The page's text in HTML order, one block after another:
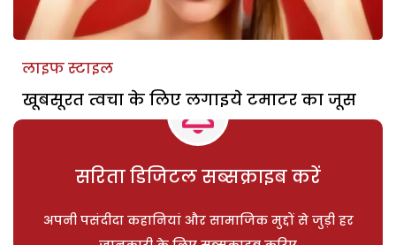
लाइफ स्टाइल
खूबसूरत त्वचा के लिए लगाइये टमाटर का जूस
सरिता डिजिटल सब्सक्राइब करें
अपनी पसंदीदा कहानियां और सामाजिक मुद्दों से जुड़ी हर